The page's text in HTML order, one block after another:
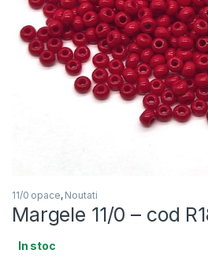
11/0 opace, Noutati
Margele 11/0 – cod
In stoc